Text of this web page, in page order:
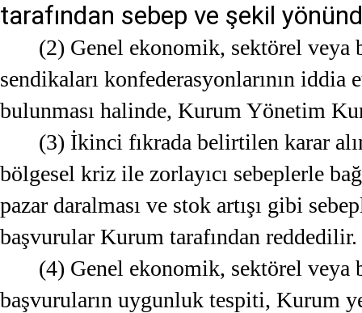
tarafından sebep ve şekil
(2) Genel ekonomik, sektörel veya
sendikaları konfederasyonlarının
bulunması halinde, Kurum Yönetim
(3) İkinci fıkrada belirtilen karar
bölgesel kriz ile zorlayıcı sebeplerle
pazar daralması ve stok artışı gibi
başvurular Kurum tarafından reddedilir.
(4) Genel ekonomik, sektörel veya
başvuruların uygunluk tespiti, Kurum